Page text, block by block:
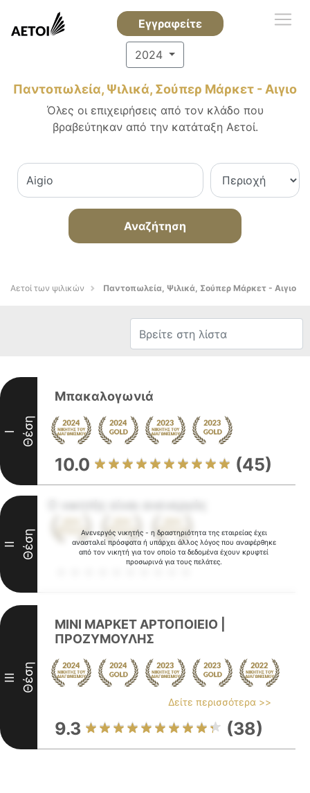
Εγγραφείτε
2024
Παντοπωλεία, Ψιλικά, Σούπερ Μάρκετ - Αιγιο
Όλες οι επιχειρήσεις από τον κλάδο που
βραβεύτηκαν από την κατάταξη Αετοί.
Αναζήτηση
Αετοί των ψιλικών Παντοπωλεία, Ψιλικά, Σούπερ Μάρκετ - Αιγιο
I Θέση
Μπακαλογωνιά
10.0 (45)
Ανενεργός νικητής - η δραστηριότητα της εταιρείας έχει
ανασταλεί πρόσφατα ή υπάρχει άλλος λόγος που αναφέρθηκε
από τον νικητή για τον οποίο τα δεδομένα έχουν κρυφτεί
προσωρινά για τους πελάτες.
II Θέση
III Θέση
ΜΙΝΙ ΜΑΡΚΕΤ ΑΡΤΟΠΟΙΕΙΟ |
ΠΡΟΖΥΜΟΥΛΗΣ
Δείτε περισσότερα >>
9.3 (38)